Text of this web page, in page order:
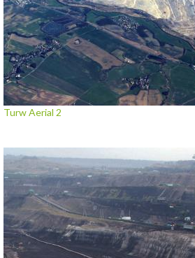
Turw Aerial 2